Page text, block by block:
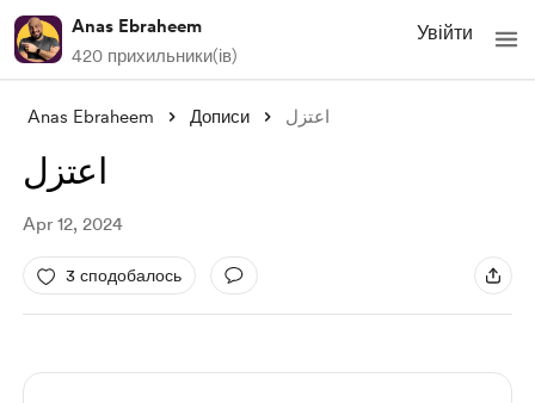
Anas Ebraheem
420 прихильники(ів)
Увійти
Anas Ebraheem Дописи اعتزل
اعتزل
Apr 12, 2024
3 сподобалось